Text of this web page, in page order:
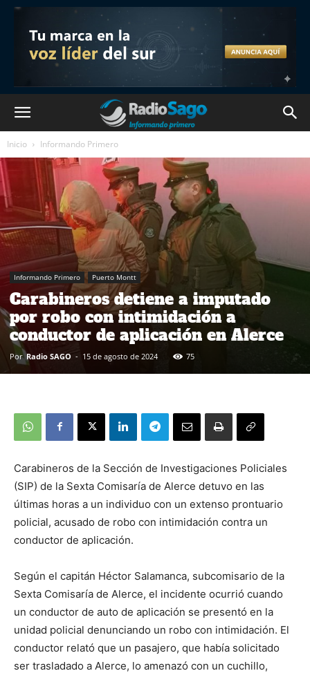
Inicio Informando Primero
Informando Primero Puerto Montt
Carabineros detiene a imputado
por robo con intimidación a
conductor de aplicación en Alerce
Por Radio SAGO - 15 de agosto de 2024 75
Carabineros de la Sección de Investigaciones Policiales
(SIP) de la Sexta Comisaría de Alerce detuvo en las
últimas horas a un individuo con un extenso prontuario
policial, acusado de robo con intimidación contra un
conductor de aplicación.
Según el capitán Héctor Salamanca, subcomisario de la
Sexta Comisaría de Alerce, el incidente ocurrió cuando
un conductor de auto de aplicación se presentó en la
unidad policial denunciando un robo con intimidación. El
conductor relató que un pasajero, que había solicitado
ser trasladado a Alerce, lo amenazó con un cuchillo,